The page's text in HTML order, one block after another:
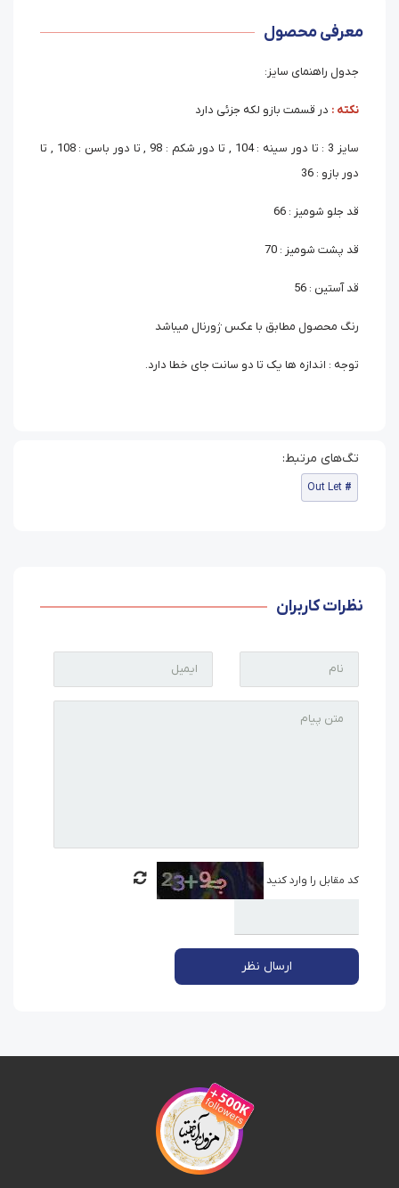
معرفی محصول
جدول راهنمای سایز:
نکته : در قسمت بازو لکه جزئی دارد
سایز 3 : تا دور سینه : 104 , تا دور شکم : 98 , تا دور باسن : 108 , تا
دور بازو : 36
قد جلو شومیز : 66
قد پشت شومیز : 70
قد آستین : 56
رنگ محصول مطابق با عکس ژورنال میباشد
توجه : اندازه ها یک تا دو سانت جای خطا دارد.
Out Let
نظرات کاربران
کد مقابل را وارد کنید
ارسال نظر